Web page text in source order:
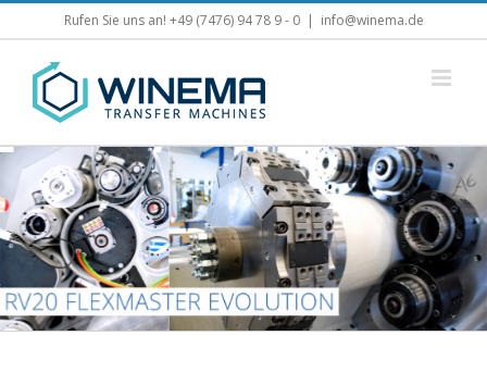
Skip
Rufen Sie uns an! +49 (7476) 94 78 9 - 0 | info@winema.de